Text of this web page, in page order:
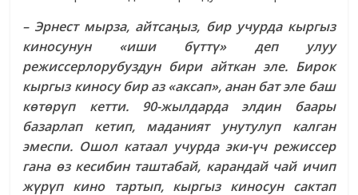
– Эрнест мырза, айтсаңыз, бир учурда кыргыз
киносунун «иши бүттү» деп улуу
режиссерлорубуздун бири айткан эле. Бирок
кыргыз киносу бир аз «аксап», анан бат эле баш
көтөрүп кетти. 90-жылдарда элдин баары
базарлап кетип, маданият унутулуп калган
эмеспи. Ошол катаал учурда эки-үч режиссер
гана өз кесибин таштабай, карандай чай ичип
жүрүп кино тартып, кыргыз киносун сактап